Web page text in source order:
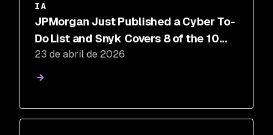
IA
JPMorgan Just Published a Cyber To-
Do List and Snyk Covers 8 of the 10
Items. How do you stack up?
23 de abril de 2026